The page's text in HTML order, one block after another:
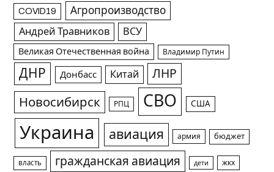
COVID19 Агропроизводство
Андрей Травников ВСУ
Великая Отечественная война Владимир Путин
ДНР Донбасс Китай ЛНР
Новосибирск РПЦ СВО США
Украина авиация армия бюджет
власть гражданская авиация дети жкх